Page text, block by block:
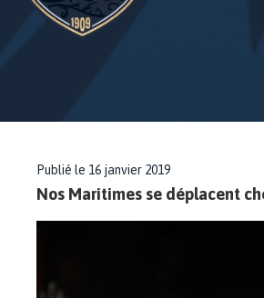
Publié le 16 janvier 2019
Nos Maritimes se déplacent